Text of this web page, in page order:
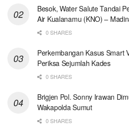
Besok, Water Salute Tandai
Air Kualanamu (KNO) –
0 SHARES
Perkembangan Kasus Smart
Periksa Sejumlah Kades
0 SHARES
Brigjen Pol. Sonny Irawan
Wakapolda Sumut
0 SHARES